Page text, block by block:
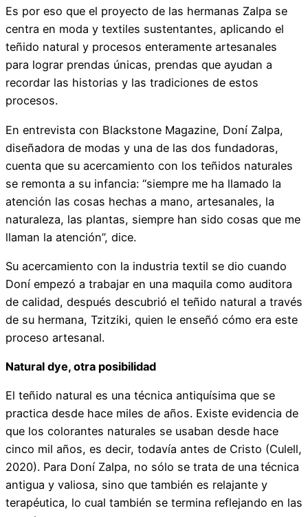
Es por eso que el proyecto de las hermanas Zalpa se
centra en moda y textiles sustentantes, aplicando el
teñido natural y procesos enteramente artesanales
para lograr prendas únicas, prendas que ayudan a
recordar las historias y las tradiciones de estos
procesos.
En entrevista con Blackstone Magazine, Doní Zalpa,
diseñadora de modas y una de las dos fundadoras,
cuenta que su acercamiento con los teñidos naturales
se remonta a su infancia: “siempre me ha llamado la
atención las cosas hechas a mano, artesanales, la
naturaleza, las plantas, siempre han sido cosas que me
llaman la atención”, dice.
Su acercamiento con la industria textil se dio cuando
Doní empezó a trabajar en una maquila como auditora
de calidad, después descubrió el teñido natural a través
de su hermana, Tzitziki, quien le enseñó cómo era este
proceso artesanal.
Natural dye, otra posibilidad
El teñido natural es una técnica antiquísima que se
practica desde hace miles de años. Existe evidencia de
que los colorantes naturales se usaban desde hace
cinco mil años, es decir, todavía antes de Cristo (Culell,
2020). Para Doní Zalpa, no sólo se trata de una técnica
antigua y valiosa, sino que también es relajante y
terapéutica, lo cual también se termina reflejando en las